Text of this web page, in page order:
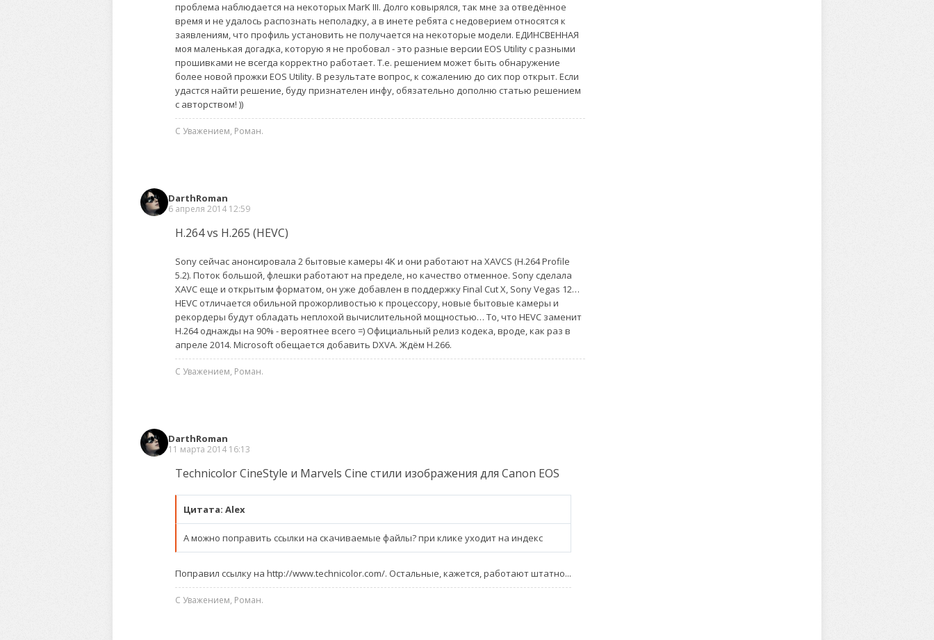
проблема наблюдается на некоторых MarK III. Долго ковырялся, так мне за отведённое
время и не удалось распознать неполадку, а в инете ребята с недоверием относятся к
заявлениям, что профиль установить не получается на некоторые модели. ЕДИНСВЕННАЯ
моя маленькая догадка, которую я не пробовал - это разные версии EOS Utility с разными
прошивками не всегда корректно работает. Т.е. решением может быть обнаружение
более новой прожки EOS Utility. В результате вопрос, к сожалению до сих пор открыт. Если
удастся найти решение, буду признателен инфу, обязательно дополню статью решением
с авторством! ))
С Уважением, Роман.
DarthRoman
6 апреля 2014 12:59
H.264 vs H.265 (HEVC)
Sony сейчас анонсировала 2 бытовые камеры 4K и они работают на XAVCS (H.264 Profile
5.2). Поток большой, флешки работают на пределе, но качество отменное. Sony сделала
XAVC еще и открытым форматом, он уже добавлен в поддержку Final Cut X, Sony Vegas 12…
HEVC отличается обильной прожорливостью к процессору, новые бытовые камеры и
рекордеры будут обладать неплохой вычислительной мощностью… То, что HEVC заменит
H.264 однажды на 90% - вероятнее всего =) Официальный релиз кодека, вроде, как раз в
апреле 2014. Microsoft обещается добавить DXVA. Ждём H.266.
С Уважением, Роман.
DarthRoman
11 марта 2014 16:13
Technicolor CineStyle и Marvels Cine стили изображения для Canon EOS
Цитата: Alex
А можно поправить ссылки на скачиваемые файлы? при клике уходит на индекс
Поправил ссылку на http://www.technicolor.com/. Остальные, кажется, работают штатно...
С Уважением, Роман.